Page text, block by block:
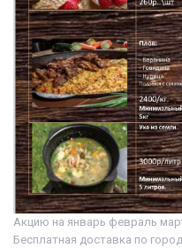
Акцию на январь февраль
Бесплатная доставка по